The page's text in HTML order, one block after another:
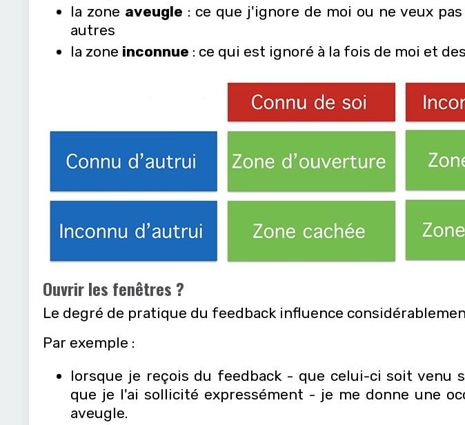
la zone aveugle : ce que j'ignore de moi ou ne veux
autres
la zone inconnue : ce qui est ignoré à la fois de moi et
Ouvrir les fenêtres ?
Le degré de pratique du feedback influence
Par exemple :
lorsque je reçois du feedback - que celui-ci soit venu
que je l'ai sollicité expressément - je me donne une
aveugle.